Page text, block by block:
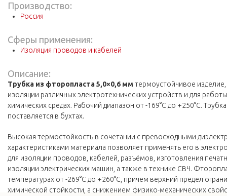
Производство:
Россия
Сферы применения:
Изоляция проводов и кабелей
Описание:
Трубка из фторопласта 5,0×0,6 мм термоустойчивое
изоляции различных электротехнических устройств и для
химических средах. Рабочий диапазон от -169°С до +250°С.
поставляется в бухтах.
Высокая термостойкость в сочетании с превосходными
характеристиками материала позволяет применять его в
для изоляции проводов, кабелей, разъёмов, изготовления
изоляции электрических машин, а также в технике СВЧ.
температурах от -269°С до +260°С, причём верхний предел
химической стойкости, а снижением физико-механических